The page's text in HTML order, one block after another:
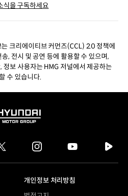
식을 구독하세요
크리에이티브 커먼즈(CCL) 2.0 정책에
, 전시 및 공연 등에 활용할 수 있으며,
정보 사용자는 HMG 저널에서 제공하는
수 있습니다.
twitter instagram
tv
개인정보 처리방침